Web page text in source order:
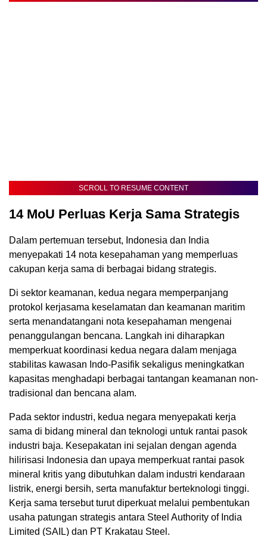
SCROLL TO RESUME CONTENT
14 MoU Perluas Kerja Sama Strategis
Dalam pertemuan tersebut, Indonesia dan India
menyepakati 14 nota kesepahaman yang memperluas
cakupan kerja sama di berbagai bidang strategis.
Di sektor keamanan, kedua negara memperpanjang
protokol kerjasama keselamatan dan keamanan maritim
serta menandatangani nota kesepahaman mengenai
penanggulangan bencana. Langkah ini diharapkan
memperkuat koordinasi kedua negara dalam menjaga
stabilitas kawasan Indo-Pasifik sekaligus meningkatkan
kapasitas menghadapi berbagai tantangan keamanan non-
tradisional dan bencana alam.
Pada sektor industri, kedua negara menyepakati kerja
sama di bidang mineral dan teknologi untuk rantai pasok
industri baja. Kesepakatan ini sejalan dengan agenda
hilirisasi Indonesia dan upaya memperkuat rantai pasok
mineral kritis yang dibutuhkan dalam industri kendaraan
listrik, energi bersih, serta manufaktur berteknologi tinggi.
Kerja sama tersebut turut diperkuat melalui pembentukan
usaha patungan strategis antara Steel Authority of India
Limited (SAIL) dan PT Krakatau Steel.